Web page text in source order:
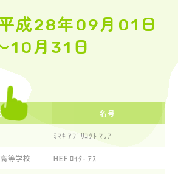
成28年09月01日
10月31日
名号
ﾐﾏｷ ｱﾌﾟﾘｺﾂﾄ ﾏﾘｱ
等学校 HEF ﾛｲﾀ- ｱｽ